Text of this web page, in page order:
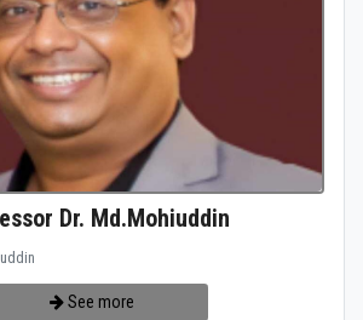
Dr. Md.Mohiuddin
See more